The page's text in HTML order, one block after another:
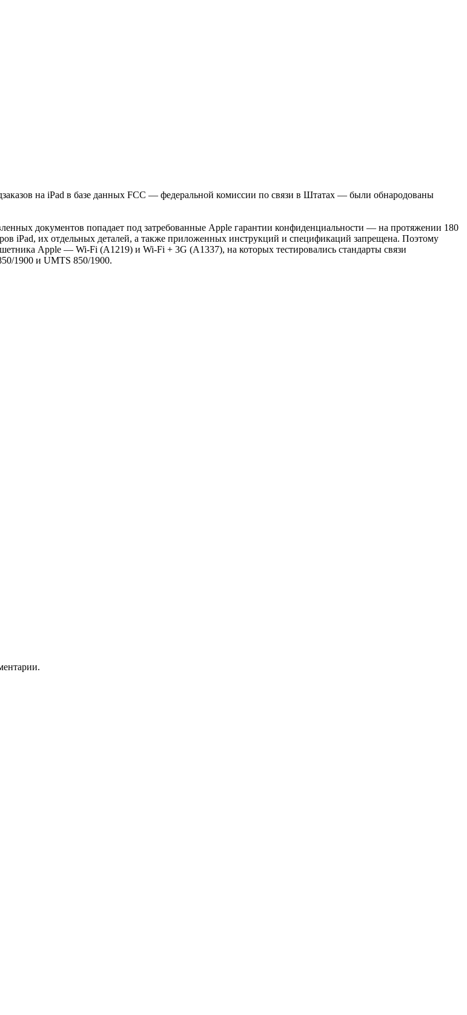
на iPad в базе данных FCC — федеральной комиссии по связи в Штатах — были обнародованы
документов попадает под затребованные Apple гарантии конфиденциальности — на протяжении 180
iPad, их отдельных деталей, а также приложенных инструкций и спецификаций запрещена. Поэтому
Apple — Wi-Fi (A1219) и Wi-Fi + 3G (A1337), на которых тестировались стандарты связи
1900 и UMTS 850/1900.